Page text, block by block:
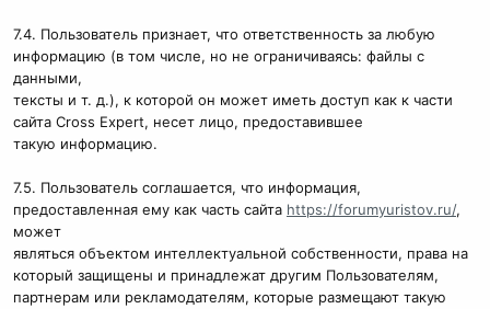
7.4. Пользователь признает, что ответственность за любую
информацию (в том числе, но не ограничиваясь: файлы с
данными,
тексты и т. д.), к которой он может иметь доступ как к части
сайта Cross Expert, несет лицо, предоставившее
такую информацию.
7.5. Пользователь соглашается, что информация,
предоставленная ему как часть сайта https://forumyuristov.ru/,
может
являться объектом интеллектуальной собственности, права на
который защищены и принадлежат другим Пользователям,
партнерам или рекламодателям, которые размещают такую